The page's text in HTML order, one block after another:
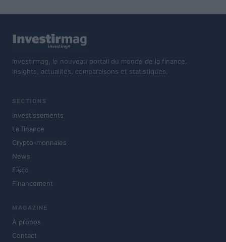
Investirmag, le nouveau portail du monde de la finance.
Insights, actualités, comparaisons et statistiques.
SECTIONS
Investissements
La finance
Crypto-monnaies
News
Fisco
Financement
MAGAZINE
À propos
Contact